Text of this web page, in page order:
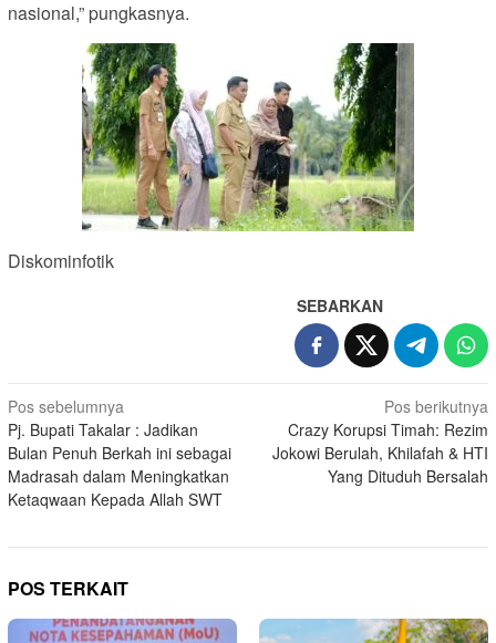
nasional,” pungkasnya.
Diskominfotik
SEBARKAN
Navigasi
pos
Pos sebelumnya
Pj. Bupati Takalar : Jadikan
Bulan Penuh Berkah ini sebagai
Madrasah dalam Meningkatkan
Ketaqwaan Kepada Allah SWT
Pos berikutnya
Crazy Korupsi Timah: Rezim
Jokowi Berulah, Khilafah & HTI
Yang Dituduh Bersalah
POS TERKAIT